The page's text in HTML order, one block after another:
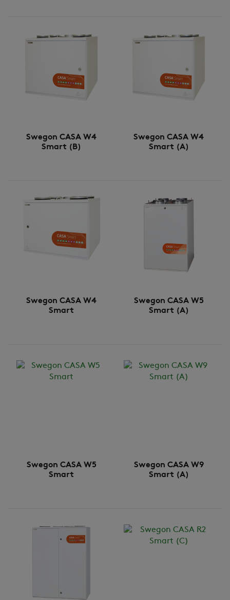
Swegon CASA W4
Smart (B)
Swegon CASA W4
Smart (A)
Swegon CASA W4
Smart
Swegon CASA W5
Smart (A)
Swegon CASA W5
Smart
Swegon CASA W9
Smart (A)